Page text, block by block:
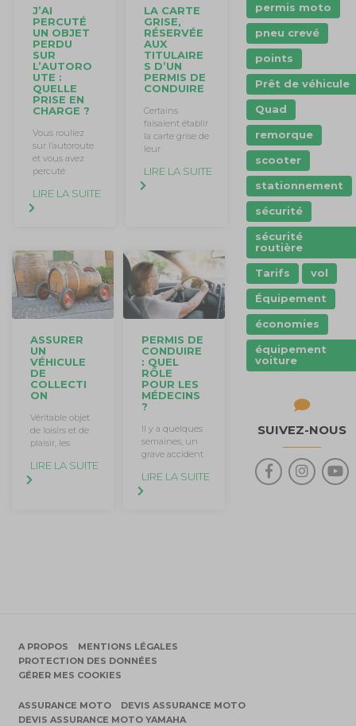
J’AI
PERCUTÉ
UN OBJET
PERDU
SUR
L’AUTORO
UTE :
QUELLE
PRISE EN
CHARGE ?
Vous rouliez
sur l’autoroute
et vous avez
percuté
LIRE LA SUITE
LA CARTE
GRISE,
RÉSERVÉE
AUX
TITULAIRE
S D’UN
PERMIS DE
CONDUIRE
Certains
faisaient établir
la carte grise de
leur
LIRE LA SUITE
ASSURER
UN
VÉHICULE
DE
COLLECTI
ON
Véritable objet
de loisirs et de
plaisir, les
LIRE LA SUITE
PERMIS DE
CONDUIRE
: QUEL
RÔLE
POUR LES
MÉDECINS
?
Il y a quelques
semaines, un
grave accident
LIRE LA SUITE
permis moto
pneu crevé
points
Prêt de véhicule
Quad
remorque
scooter
stationnement
sécurité
sécurité
routière
Tarifs
vol
Équipement
économies
équipement
voiture
SUIVEZ-NOUS
A PROPOS
MENTIONS LÉGALES
PROTECTION DES DONNÉES
GÉRER MES COOKIES
ASSURANCE MOTO
DEVIS ASSURANCE MOTO
DEVIS ASSURANCE MOTO YAMAHA